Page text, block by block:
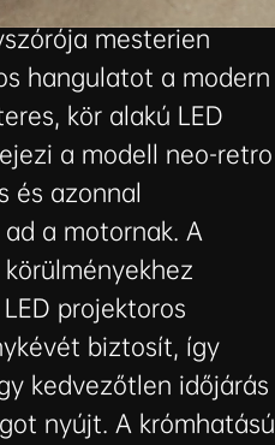
mesterien
hangulatot a modern
kör alakú LED
a modell neo-retro
és azonnal
a motornak. A
projektoros
biztosít, így
kedvezőtlen időjárás
nyújt. A krómhatású